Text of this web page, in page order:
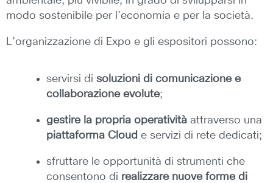
modo sostenibile per l’economia e per la società.
L’organizzazione di Expo e gli espositori possono:
servirsi di soluzioni di comunicazione e
collaborazione evolute;
gestire la propria operatività attraverso una
piattaforma Cloud e servizi di rete dedicati;
sfruttare le opportunità di strumenti che
consentono di realizzare nuove forme di